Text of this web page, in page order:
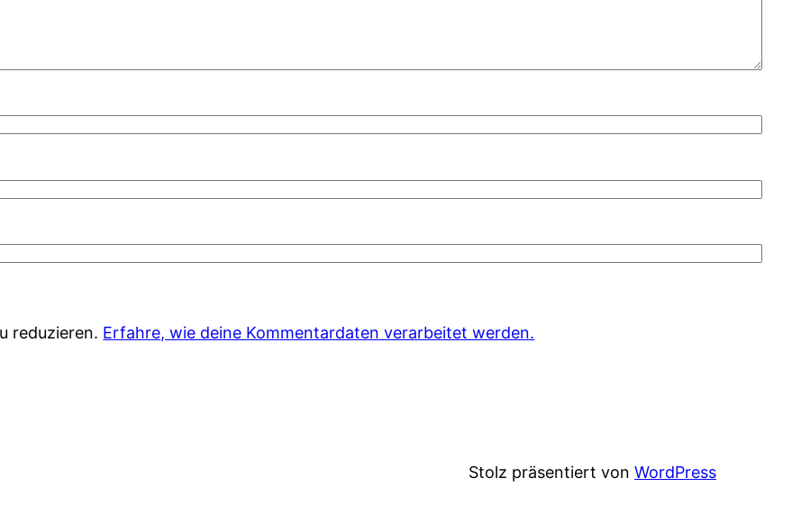
reduzieren. Erfahre, wie deine Kommentardaten verarbeitet werden.
Stolz präsentiert von WordPress